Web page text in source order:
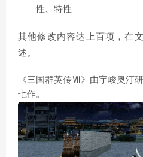
性、特性
其他修改内容达上百项，在
述。
《三国群英传Ⅶ》由宇峻奥汀
七作。